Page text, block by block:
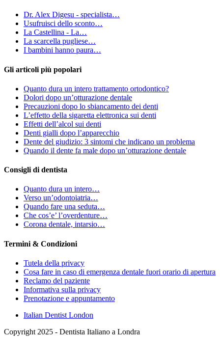
Dr. Alex Digesu - specialista…
Usufruisci dello sconto…
La Castellina - La…
La scarcella pugliese…
I bambini hanno paura…
Gli articoli più popolari
Quanto dura un intero trattamento ortodontico?
Dolori dopo un’otturazione dentale
Precauzioni dopo lo sbiancamento dei denti
L’effetto della sigaretta elettronica sui denti
Effetti dell’alcol sui denti
Denti gialli dopo l’apparecchio
Dente del giudizio: 3 sintomi che indicano un problema
Quando il dente fa male dopo un’otturazione dentale
Consigli di dentista
Quanto dura un intero…
Verso un’odontoiatria…
Quando fare una seduta…
Che cos’e’ l’overdenture…
Corona dentale, intarsio…
Termini & Condizioni
Tutela della privacy
Cosa fare in caso di emergenza dentale fuori orario di apertura
Reclamo del paziente
Informativa sulla privacy
Prenotazione e appuntamento
Italian Dentist London
Copyright 2025 - Dentista Italiano a Londra